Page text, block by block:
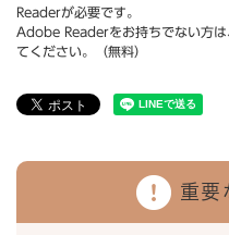
Readerが必要です。
Adobe Readerをお持ちでない方
てください。（無料）
重要